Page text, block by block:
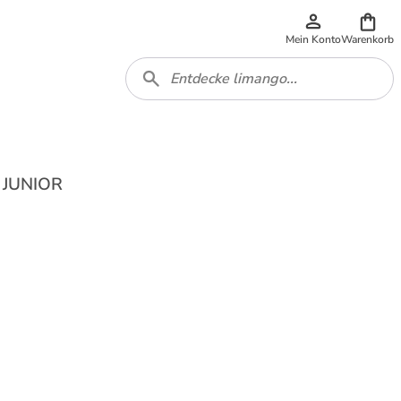
Mein KontoWarenkorb